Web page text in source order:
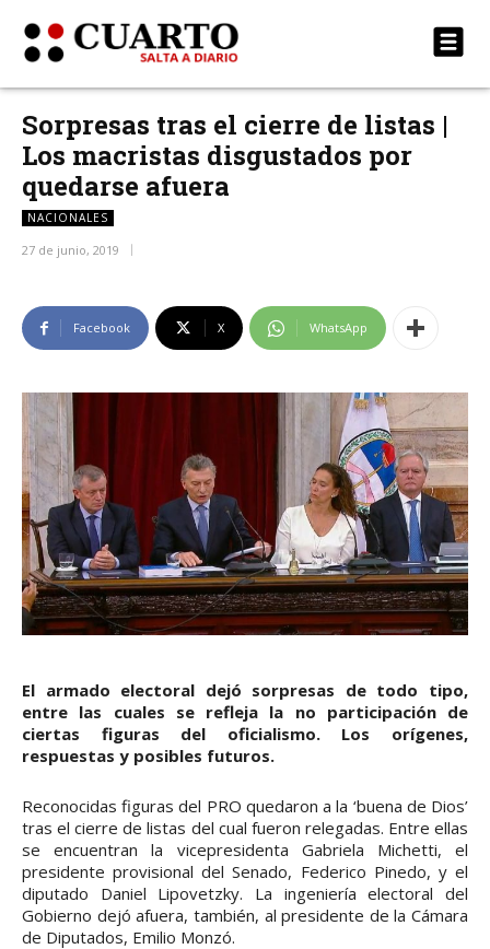
Sorpresas tras el cierre de listas |
Los macristas disgustados por
quedarse afuera
NACIONALES
27 de junio, 2019
Facebook X WhatsApp
El armado electoral dejó sorpresas de todo tipo,
entre las cuales se refleja la no participación de
ciertas figuras del oficialismo. Los orígenes,
respuestas y posibles futuros.
Reconocidas figuras del PRO quedaron a la ‘buena de Dios’
tras el cierre de listas del cual fueron relegadas. Entre ellas
se encuentran la vicepresidenta Gabriela Michetti, el
presidente provisional del Senado, Federico Pinedo, y el
diputado Daniel Lipovetzky. La ingeniería electoral del
Gobierno dejó afuera, también, al presidente de la Cámara
de Diputados, Emilio Monzó.